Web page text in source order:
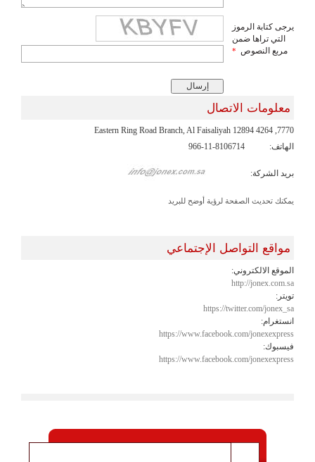
يرجى كتابة الرموز
التي تراها ضمن
مربع النصوص *
معلومات الاتصال
7770, Eastern Ring Road Branch, Al Faisaliyah 12894 4264
الهاتف:
966-11-8106714
بريد الشركة:
يمكنك تحديث الصفحة لرؤية أوضح للبريد
مواقع التواصل الإجتماعي
الموقع الالكتروني:
http://jonex.com.sa
تويتر:
https://twitter.com/jonex_sa
انستغرام:
https://www.facebook.com/jonexexpress
فيسبوك:
https://www.facebook.com/jonexexpress